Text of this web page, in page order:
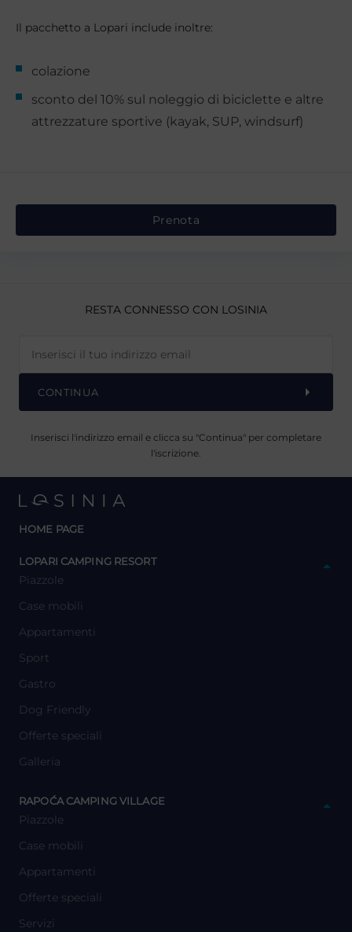
Il pacchetto a Lopari include inoltre:
colazione
sconto del 10% sul noleggio di biciclette e altre
attrezzature sportive (kayak, SUP, windsurf)
Prenota
RESTA CONNESSO CON LOSINIA
CONTINUA
Inserisci l'indirizzo email e clicca su "Continua" per completare
l'iscrizione.
HOME PAGE
LOPARI CAMPING RESORT
Piazzole
Case mobili
Appartamenti
Sport
Gastro
Dog Friendly
Offerte speciali
Galleria
RAPOĆA CAMPING VILLAGE
Piazzole
Case mobili
Appartamenti
Offerte speciali
Servizi